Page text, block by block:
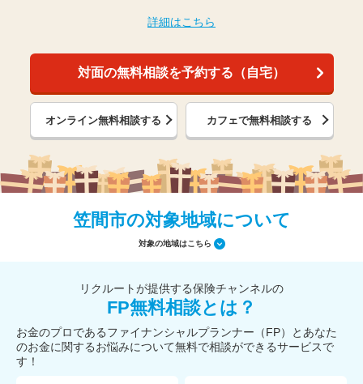
詳細はこちら
対面の無料相談を予約する（自宅）
オンライン無料相談する カフェで無料相談する
笠間市の対象地域について
対象の地域はこちら
リクルートが提供する保険チャンネルの
FP無料相談とは？
お金のプロであるファイナンシャルプランナー（FP）とあなた
のお金に関するお悩みについて無料で相談ができるサービスで
す！